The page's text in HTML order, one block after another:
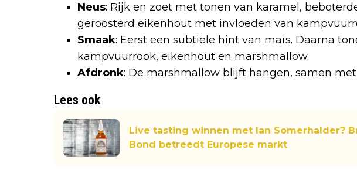
Neus: Rijk en zoet met tonen van karamel,
geroosterd eikenhout met invloeden van
Smaak: Eerst een subtiele hint van maïs. Daarna
kampvuurrook, eikenhout en marshmallow.
Afdronk: De marshmallow blijft hangen, samen
Lees ook
Live tasting winnen met Ian Somerhalder?
Bond betreedt Europese markt